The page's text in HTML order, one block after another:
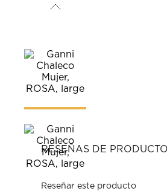
RESEÑAS DE PRODUCTO
Reseñar este producto